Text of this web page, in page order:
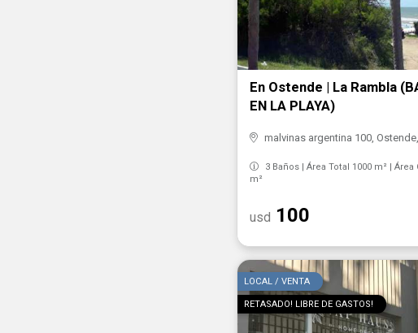
En Ostende | La Rambla
EN LA PLAYA)
malvinas argentina 100,
3 Baños | Área Total 1000 m² | Área
m²
usd 100
LOCAL / VENTA
RETASADO! LIBRE DE GASTOS!